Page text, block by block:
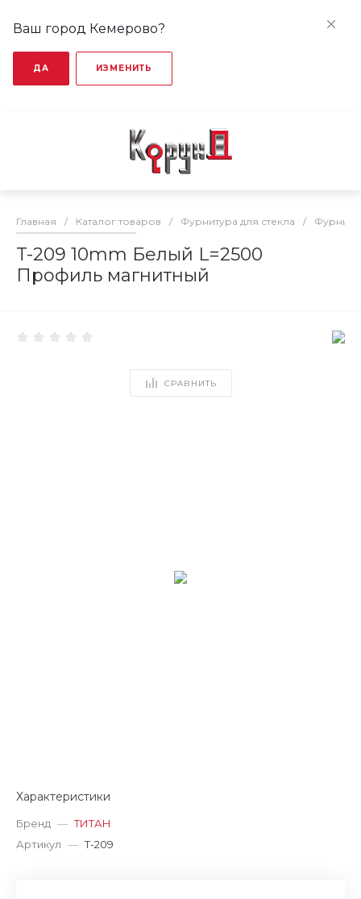
Ваш город Кемерово?
ДА ИЗМЕНИТЬ
Главная / Каталог товаров / Фурнитура для стекла /
T-209 10mm Белый L=2500
Профиль магнитный
СРАВНИТЬ
Характеристики
Бренд — ТИТАН
Артикул — T-209